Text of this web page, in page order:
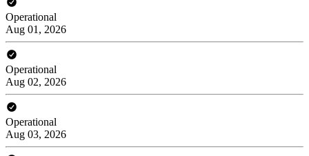
Operational
Aug 01, 2026
Operational
Aug 02, 2026
Operational
Aug 03, 2026